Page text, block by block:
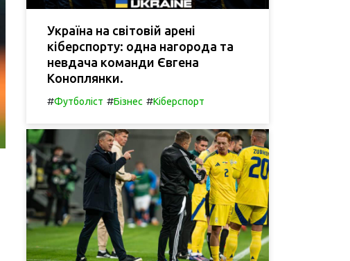
Україна на світовій арені
кіберспорту: одна нагорода та
невдача команди Євгена
Коноплянки.
#Футболіст #Бізнес #Кіберспорт